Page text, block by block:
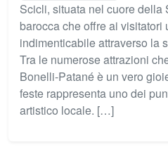
Scicli, situata nel cuore della
barocca che offre ai visitatori
indimenticabile attraverso la
Tra le numerose attrazioni
Bonelli-Patané è un vero
feste rappresenta uno dei
artistico locale. […]